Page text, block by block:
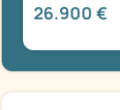
26.900 €